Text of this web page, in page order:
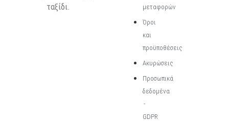
ταξίδι.
μεταφορών
Όροι
και
προϋποθέσεις
Ακυρώσεις
Προσωπικά
δεδομένα
-
GDPR